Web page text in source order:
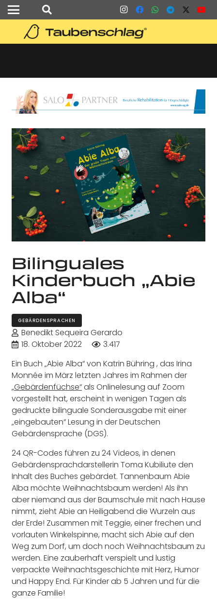
Bilinguales
Kinderbuch „Abie
Alba“
GEBÄRDENSPRACHEN
Benedikt Sequeira Gerardo
18. Oktober 2022
3.417
Ein Buch „Abie Alba“ von Katrin Bühring , das Irina
Monnée im März letzten Jahres im Rahmen der
„Gebärdenfüchse“als Onlinelesung auf Zoom
vorgestellt hat, erscheint in wenigen Tagen als
gedruckte bilinguale Sonderausgabe mit einer
„eingebauten“ Lesung in der Deutschen
Gebärdensprache (DGS).
24 QR-Codes führen zu 24 Videos, in denen
Gebärdensprachdarstellerin Toma Kubiliute den
Inhalt des Buches gebärdet. Tannenbaum Abie
Alba möchte Weihnachtsbaum werden! Als ihn
aber niemand aus der Baumschule mit nach Hause
nimmt, zieht Abie an Heiligabend die Wurzeln aus
der Erde! Zusammen mit Teggie, einer frechen und
vorlauten Winkelspinne, macht sich Abie auf den
Weg zum Dorf, um doch noch Weihnachtsbaum zu
werden. Eine zauberhaft verspielt und lustig
verpackte Weihnachtsgeschichte mit Herz, Humor
und Happy End. Für Kinder ab 5 Jahren und für die
ganze Familie!